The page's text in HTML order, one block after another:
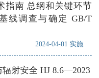
指南 总纲和关键环节
线调查与确定 GB/T
2024-04-01 实施
射安全 HJ 8.6—2023